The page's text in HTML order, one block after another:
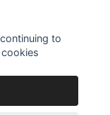
to